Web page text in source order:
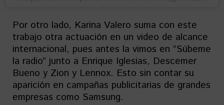
Por otro lado, Karina Valero suma con este
trabajo otra actuación en un video de alcance
internacional, pues antes la vimos en “Súbeme
la radio” junto a Enrique Iglesias, Descemer
Bueno y Zion y Lennox. Esto sin contar su
aparición en campañas publicitarias de grandes
empresas como Samsung.